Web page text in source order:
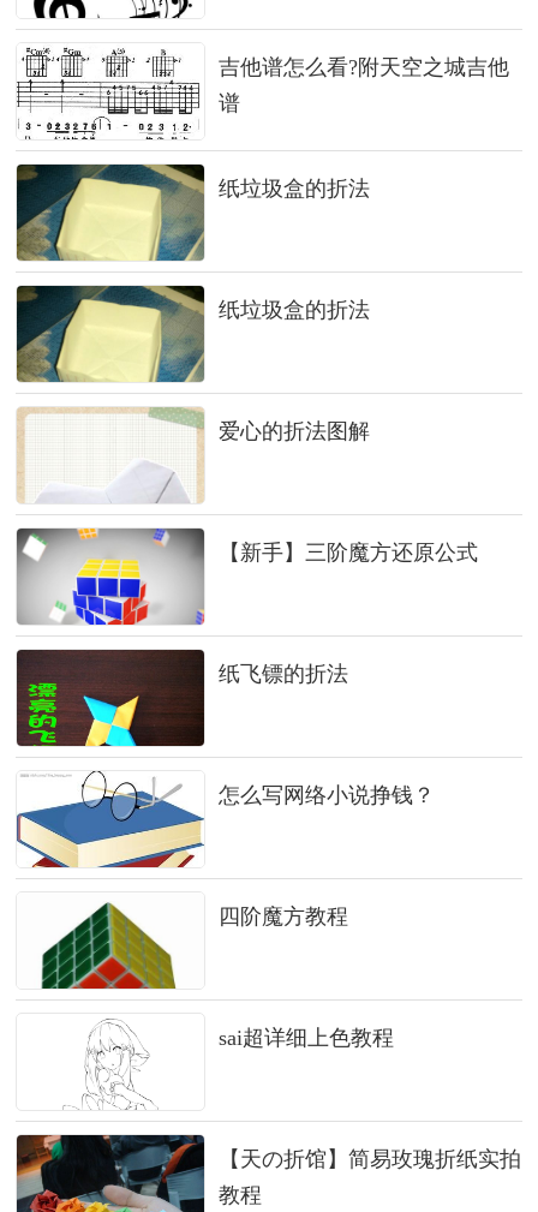
吉他谱怎么看?附天空之城吉他
谱
纸垃圾盒的折法
纸垃圾盒的折法
爱心的折法图解
【新手】三阶魔方还原公式
纸飞镖的折法
怎么写网络小说挣钱？
四阶魔方教程
sai超详细上色教程
【天の折馆】简易玫瑰折纸实拍
教程